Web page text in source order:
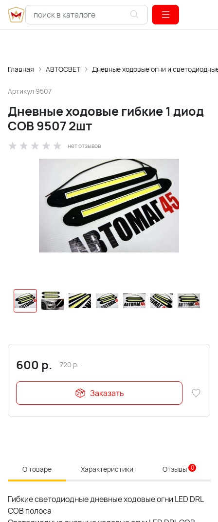
Главная АВТОСВЕТ Дневные ходовые огни и
Артикул 9507
Дневные ходовые гибкие 1 диод
СОВ 9507 2шт
нет отзывов
600 р. 720р.
Заказать
О товаре Характеристики Отзывы 0
Гибкие светодиодные дневные ходовые огни LED DRL
COB полоса